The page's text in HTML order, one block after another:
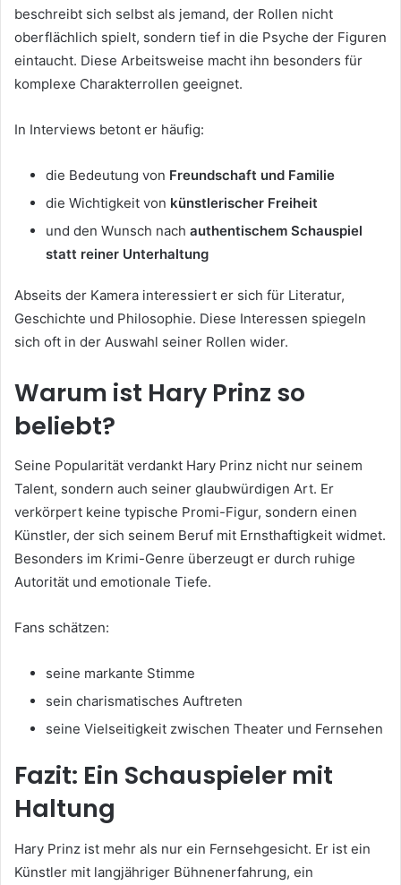
beschreibt sich selbst als jemand, der Rollen nicht
oberflächlich spielt, sondern tief in die Psyche der Figuren
eintaucht. Diese Arbeitsweise macht ihn besonders für
komplexe Charakterrollen geeignet.
In Interviews betont er häufig:
die Bedeutung von Freundschaft und Familie
die Wichtigkeit von künstlerischer Freiheit
und den Wunsch nach authentischem Schauspiel
statt reiner Unterhaltung
Abseits der Kamera interessiert er sich für Literatur,
Geschichte und Philosophie. Diese Interessen spiegeln
sich oft in der Auswahl seiner Rollen wider.
Warum ist Hary Prinz so
beliebt?
Seine Popularität verdankt Hary Prinz nicht nur seinem
Talent, sondern auch seiner glaubwürdigen Art. Er
verkörpert keine typische Promi-Figur, sondern einen
Künstler, der sich seinem Beruf mit Ernsthaftigkeit widmet.
Besonders im Krimi-Genre überzeugt er durch ruhige
Autorität und emotionale Tiefe.
Fans schätzen:
seine markante Stimme
sein charismatisches Auftreten
seine Vielseitigkeit zwischen Theater und Fernsehen
Fazit: Ein Schauspieler mit
Haltung
Hary Prinz ist mehr als nur ein Fernsehgesicht. Er ist ein
Künstler mit langjähriger Bühnenerfahrung, ein